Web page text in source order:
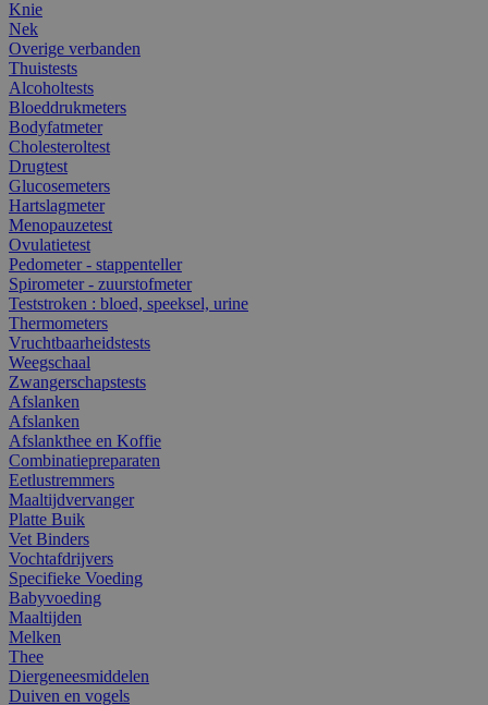
Knie
Nek
Overige verbanden
Thuistests
Alcoholtests
Bloeddrukmeters
Bodyfatmeter
Cholesteroltest
Drugtest
Glucosemeters
Hartslagmeter
Menopauzetest
Ovulatietest
Pedometer - stappenteller
Spirometer - zuurstofmeter
Teststroken : bloed, speeksel, urine
Thermometers
Vruchtbaarheidstests
Weegschaal
Zwangerschapstests
Afslanken
Afslanken
Afslankthee en Koffie
Combinatiepreparaten
Eetlustremmers
Maaltijdvervanger
Platte Buik
Vet Binders
Vochtafdrijvers
Specifieke Voeding
Babyvoeding
Maaltijden
Melken
Thee
Diergeneesmiddelen
Duiven en vogels